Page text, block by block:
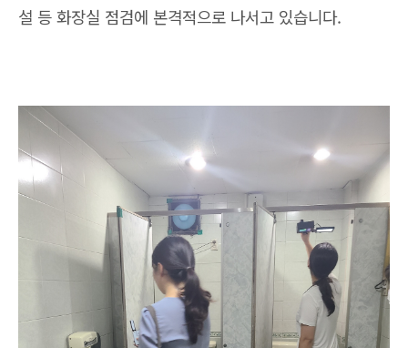
설 등 화장실 점검에 본격적으로 나서고 있습니다.